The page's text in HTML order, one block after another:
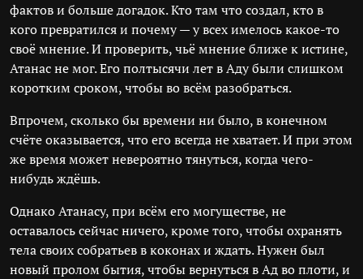
фактов и больше догадок. Кто там что создал, кто в
кого превратился и почему — у всех имелось какое-то
своё мнение. И проверить, чьё мнение ближе к истине,
Атанас не мог. Его полтысячи лет в Аду были слишком
коротким сроком, чтобы во всём разобраться.
Впрочем, сколько бы времени ни было, в конечном
счёте оказывается, что его всегда не хватает. И при этом
же время может невероятно тянуться, когда чего-
нибудь ждёшь.
Однако Атанасу, при всём его могуществе, не
оставалось сейчас ничего, кроме того, чтобы охранять
тела своих собратьев в коконах и ждать. Нужен был
новый пролом бытия, чтобы вернуться в Ад во плоти, и